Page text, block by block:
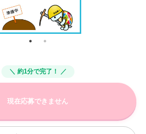
＼ 約1分で完了！ ／
現在応募できません